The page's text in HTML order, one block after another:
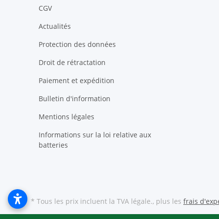
CGV
Actualités
Protection des données
Droit de rétractation
Paiement et expédition
Bulletin d'information
Mentions légales
Informations sur la loi relative aux
batteries
* Tous les prix incluent la TVA légale., plus les frais